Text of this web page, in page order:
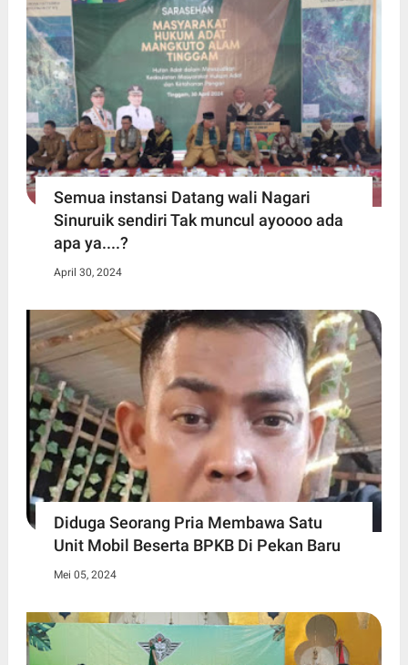
Semua instansi Datang wali Nagari
Sinuruik sendiri Tak muncul ayoooo ada
apa ya....?
April 30, 2024
Diduga Seorang Pria Membawa Satu
Unit Mobil Beserta BPKB Di Pekan Baru
Mei 05, 2024